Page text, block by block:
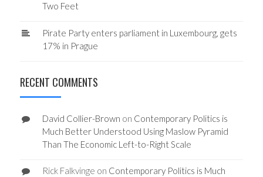
Two Feet
Pirate Party enters parliament in Luxembourg, gets
17% in Prague
RECENT COMMENTS
David Collier-Brown on Contemporary Politics is
Much Better Understood Using Maslow Pyramid
Than The Economic Left-to-Right Scale
Rick Falkvinge on Contemporary Politics is Much